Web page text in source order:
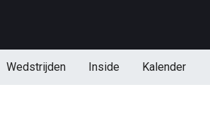
Wedstrijden Inside Kalender